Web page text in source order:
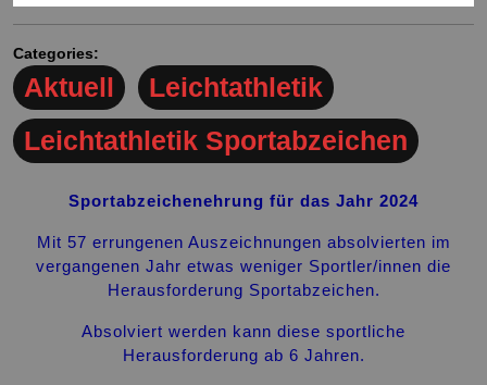
Categories:
Aktuell
Leichtathletik
Leichtathletik Sportabzeichen
Sportabzeichenehrung für das Jahr 2024
Mit 57 errungenen Auszeichnungen absolvierten im
vergangenen Jahr etwas weniger Sportler/innen die
Herausforderung Sportabzeichen.
Absolviert werden kann diese sportliche
Herausforderung ab 6 Jahren.